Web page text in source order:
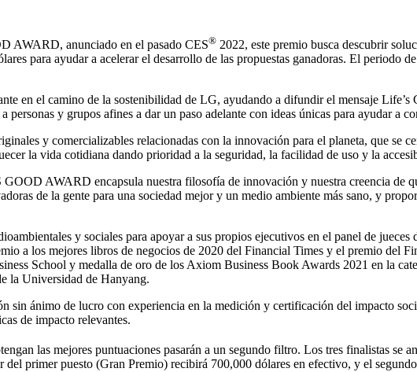
AWARD, anunciado en el pasado CES® 2022, este premio busca descubrir
para ayudar a acelerar el desarrollo de las propuestas ganadoras. El periodo
en el camino de la sostenibilidad de LG, ayudando a difundir el mensaje Life’s
personas y grupos afines a dar un paso adelante con ideas únicas para ayudar a
y comercializables relacionadas con la innovación para el planeta, que se
la vida cotidiana dando prioridad a la seguridad, la facilidad de uso y la
AWARD encapsula nuestra filosofía de innovación y nuestra creencia de
de la gente para una sociedad mejor y un medio ambiente más sano, y
y sociales para apoyar a sus propios ejecutivos en el panel de
a los mejores libros de negocios de 2020 del Financial Times y el premio del
School y medalla de oro de los Axiom Business Book Awards 2021 en la
la Universidad de Hanyang.
ánimo de lucro con experiencia en la medición y certificación del impacto
de impacto relevantes.
las mejores puntuaciones pasarán a un segundo filtro. Los tres finalistas se
primer puesto (Gran Premio) recibirá 700,000 dólares en efectivo, y el